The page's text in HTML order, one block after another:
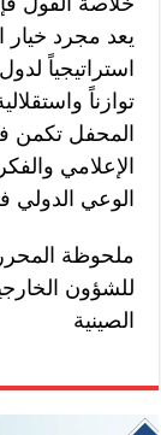
يعد مجرد
استراتيجياً
توازناً
المحفل تكمن
الإعلامي
الوعي الدولي
ملحوظة
للشؤون
الصينية